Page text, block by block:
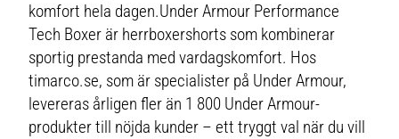
komfort hela dagen.Under Armour Performance
Tech Boxer är herrboxershorts som kombinerar
sportig prestanda med vardagskomfort. Hos
timarco.se, som är specialister på Under Armour,
levereras årligen fler än 1 800 Under Armour-
produkter till nöjda kunder – ett tryggt val när du vill